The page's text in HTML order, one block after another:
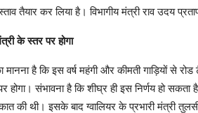
तैयार कर लिया है। विभागीय मंत्री राव उदय
के स्तर पर होगा
है कि इस वर्ष महंगी और कीमती गाड़ियों से
होगा। संभावना है कि शीघ्र ही इस निर्णय हो सकता
की थी। इसके बाद ग्वालियर के प्रभारी मंत्री